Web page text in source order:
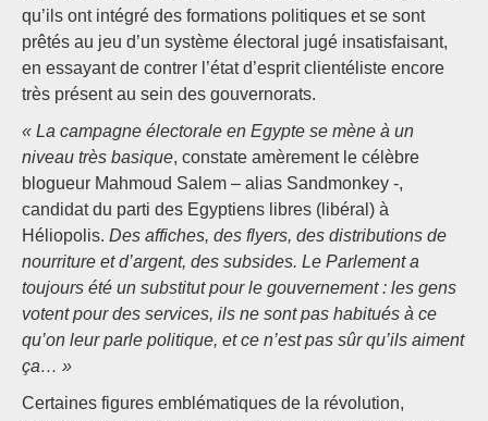
qu’ils ont intégré des formations politiques et se sont
prêtés au jeu d’un système électoral jugé insatisfaisant,
en essayant de contrer l’état d’esprit clientéliste encore
très présent au sein des gouvernorats.
« La campagne électorale en Egypte se mène à un
niveau très basique, constate amèrement le célèbre
blogueur Mahmoud Salem – alias Sandmonkey -,
candidat du parti des Egyptiens libres (libéral) à
Héliopolis. Des affiches, des flyers, des distributions de
nourriture et d’argent, des subsides. Le Parlement a
toujours été un substitut pour le gouvernement : les gens
votent pour des services, ils ne sont pas habitués à ce
qu’on leur parle politique, et ce n’est pas sûr qu’ils aiment
ça… »
Certaines figures emblématiques de la révolution,